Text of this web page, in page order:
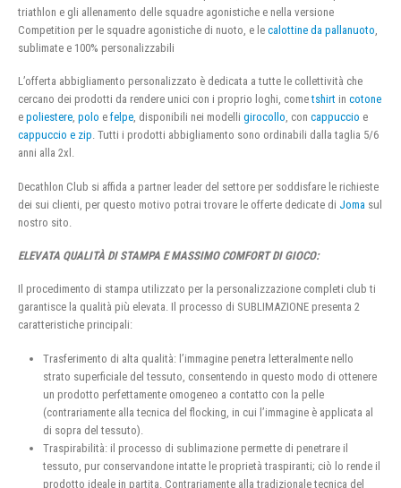
triathlon e gli allenamento delle squadre agonistiche e nella versione
Competition per le squadre agonistiche di nuoto, e le calottine da pallanuoto,
sublimate e 100% personalizzabili
L’offerta abbigliamento personalizzato è dedicata a tutte le collettività che
cercano dei prodotti da rendere unici con i proprio loghi, cometshirt in cotone
e poliestere, polo e felpe, disponibili nei modelli girocollo, con cappuccio e
cappuccio e zip. Tutti i prodotti abbigliamento sono ordinabili dalla taglia 5/6
anni alla 2xl.
Decathlon Club si affida a partner leader del settore per soddisfare le richieste
dei sui clienti, per questo motivo potrai trovare le offerte dedicate di Joma sul
nostro sito.
ELEVATA QUALITÀ DI STAMPA E MASSIMO COMFORT DI GIOCO:
Il procedimento di stampa utilizzato per la personalizzazione completi club ti
garantisce la qualità più elevata. Il processo di SUBLIMAZIONE presenta 2
caratteristiche principali:
Trasferimento di alta qualità: l’immagine penetra letteralmente nello
strato superficiale del tessuto, consentendo in questo modo di ottenere
un prodotto perfettamente omogeneo a contatto con la pelle
(contrariamente alla tecnica del flocking, in cui l’immagine è applicata al
di sopra del tessuto).
Traspirabilità: il processo di sublimazione permette di penetrare il
tessuto, pur conservandone intatte le proprietà traspiranti; ciò lo rende il
prodotto ideale in partita. Contrariamente alla tradizionale tecnica del